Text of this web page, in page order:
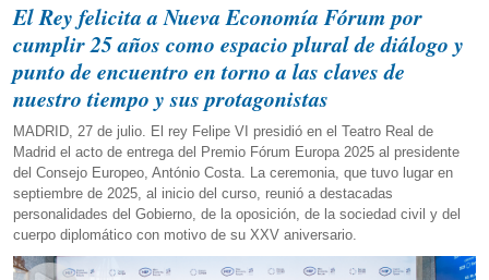
El Rey felicita a Nueva Economía Fórum por
cumplir 25 años como espacio plural de diálogo y
punto de encuentro en torno a las claves de
nuestro tiempo y sus protagonistas
MADRID, 27 de julio. El rey Felipe VI presidió en el Teatro Real de
Madrid el acto de entrega del Premio Fórum Europa 2025 al presidente
del Consejo Europeo, António Costa. La ceremonia, que tuvo lugar en
septiembre de 2025, al inicio del curso, reunió a destacadas
personalidades del Gobierno, de la oposición, de la sociedad civil y del
cuerpo diplomático con motivo de su XXV aniversario.